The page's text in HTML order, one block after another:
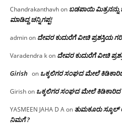
Chandrakanthavhon ಬಡಪಾಯಿ ಮಿತ್ರನನ್ನು
ಮಾಡಿದ್ದ ಚನ್ನಿಗಪ್ಪ!
adminon ದೇವರ ಕುದುರೆಗೆ ವೀಚಿ ಪ್ರಶಸ್ತಿಯ ಗರಿ
Varadendra kon ದೇವರ ಕುದುರೆಗೆ ವೀಚಿ
Girish on ಒಕ್ಕಲಿಗರ ಸಂಘದ ಮೇಲೆ
Girishon ಒಕ್ಕಲಿಗರ ಸಂಘದ ಮೇಲೆ
YASMEEN JAHA D Aon ತುಮಕೂರು
ನಿಮಗೆ ?